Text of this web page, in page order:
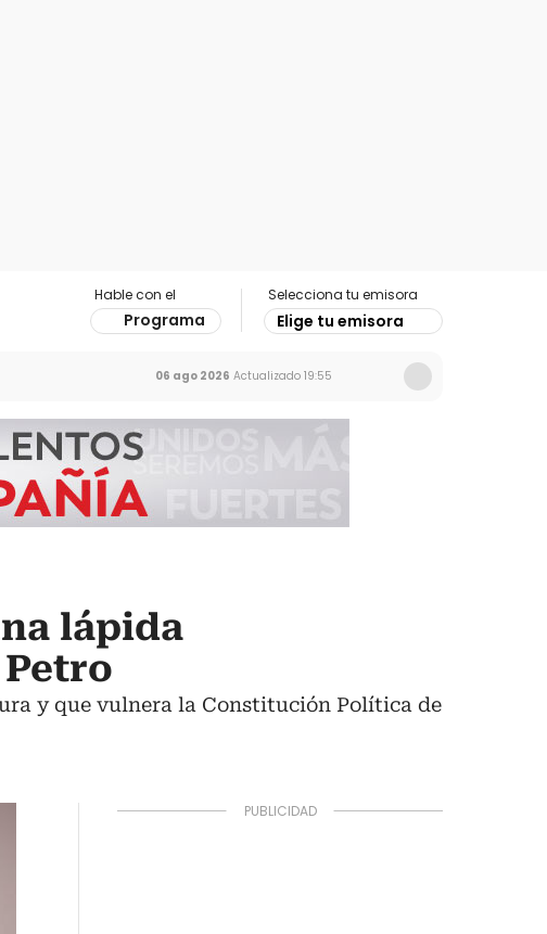
Hable con el
Programa
Selecciona tu emisora
Elige tu emisora
06 ago 2026 Actualizado 19:55
lápida
y que vulnera la Constitución Política de